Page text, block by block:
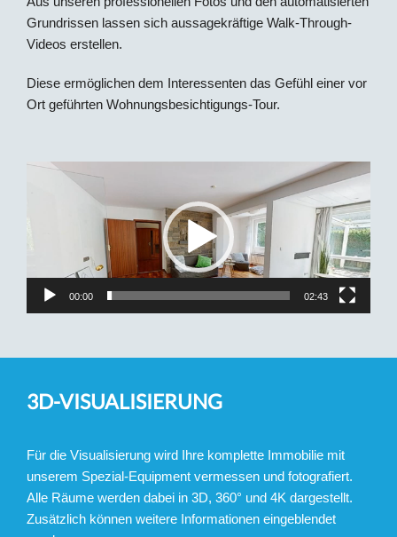
Grundrissen lassen sich aussagekräftige Walk-Through-
Videos erstellen.
Diese ermöglichen dem Interessenten das Gefühl einer vor
Ort geführten Wohnungsbesichtigungs-Tour.
Video-
00:00 02:43
3D-VISUALISIERUNG
Für die Visualisierung wird Ihre komplette Immobilie mit
unserem Spezial-Equipment vermessen und fotografiert.
Alle Räume werden dabei in 3D, 360° und 4K dargestellt.
Zusätzlich können weitere Informationen eingeblendet